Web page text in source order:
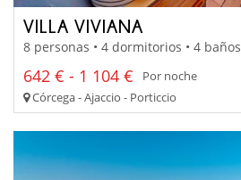
VILLA VIVIANA
8 personas • 4 dormitorios • 4 baños
642 € - 1 104 €
Por noche
Córcega - Ajaccio - Porticcio